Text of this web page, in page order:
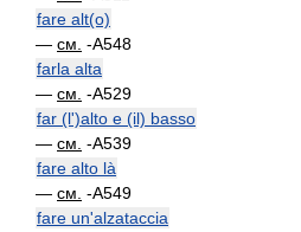
fare alt(o)
— см. -A548
farla alta
— см. -A529
far (l')alto e (il) basso
— см. -A539
fare alto là
— см. -A549
fare un'alzataccia